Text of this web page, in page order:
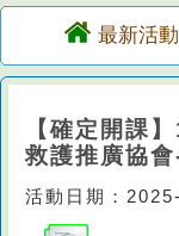
最新活動
【確定開課
救護推廣協
活動日期：